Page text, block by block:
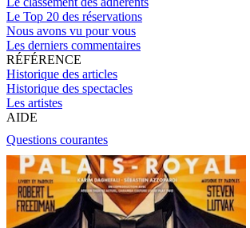
Le Top 20 des réservations
Nous avons vu pour vous
Les derniers commentaires
RÉFÉRENCE
Historique des articles
Historique des spectacles
Les artistes
AIDE
Questions courantes